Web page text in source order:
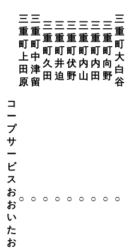
三
重
町
上
田
原
三
重
町
中
津
留
三
重
町
久
田
三
重
町
井
迫
三
重
町
伏
野
三
重
町
内
山
三
重
町
内
田
三
重
町
向
野
三
重
町
大
白
谷
コ
ー
プ
サ
ー
ビ
ス
お
お
い
た
お
○ ○ ○ ○ ○ ○ ○ ○ ○